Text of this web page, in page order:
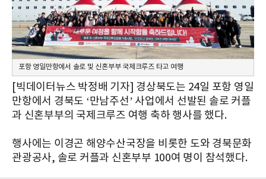
포항 영일만항에서 솔로 및 신혼부부 국제크루즈 타고 여행
[빅데이터뉴스 박정배 기자] 경상북도는 24일 포항 영일
만항에서 경북도 ‘만남주선’ 사업에서 선발된 솔로 커플
과 신혼부부의 국제크루즈 여행 축하 행사를 했다.
행사에는 이경곤 해양수산국장을 비롯한 도와 경북문화
관광공사, 솔로 커플과 신혼부부 100여 명이 참석했다.